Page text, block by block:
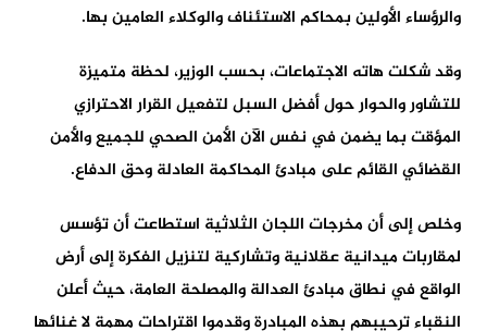
والرؤساء الأولين بمحاكم الاستئناف والوكلاء العامين بها.
وقد شكلت هاته الاجتماعات، بحسب الوزير، لحظة متميزة
للتشاور والحوار حول أفضل السبل لتفعيل القرار الاحترازي
المؤقت بما يضمن في نفس الآن الأمن الصحي للجميع والأمن
القضائي القائم على مبادئ المحاكمة العادلة وحق الدفاع.
وخلص إلى أن مخرجات اللجان الثلاثية استطاعت أن تؤسس
لمقاربات ميدانية عقلانية وتشاركية لتنزيل الفكرة إلى أرض
الواقع في نطاق مبادئ العدالة والمصلحة العامة، حيث أعلن
النقباء ترحيبهم بهذه المبادرة وقدموا اقتراحات مهمة لا غنائها